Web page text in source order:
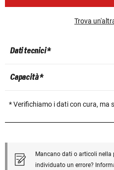
Trova
Dati tecnici *
Capacità *
* Verifichiamo i dati con cura, ma
Mancano dati o articoli nella
individuato un errore?